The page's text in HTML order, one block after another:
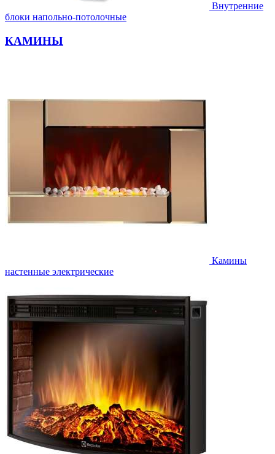
Внутренние
блоки напольно-потолочные
КАМИНЫ
Камины
настенные электрические